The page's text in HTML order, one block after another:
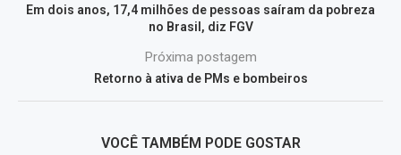
Em dois anos, 17,4 milhões de pessoas saíram da pobreza
no Brasil, diz FGV
Próxima postagem
Retorno à ativa de PMs e bombeiros
VOCÊ TAMBÉM PODE GOSTAR